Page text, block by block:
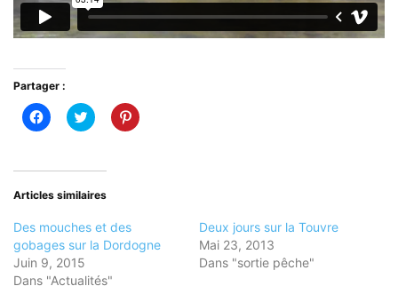
Partager :
Cliquez
pour
dans
nouvelle
Cliquez
pour
dans
nouvelle
Cliquez
pour
Articles similaires
Des mouches et des
gobages sur la Dordogne
Juin 9, 2015
Dans "Actualités"
Deux jours sur la Touvre
Mai 23, 2013
Dans "sortie pêche"